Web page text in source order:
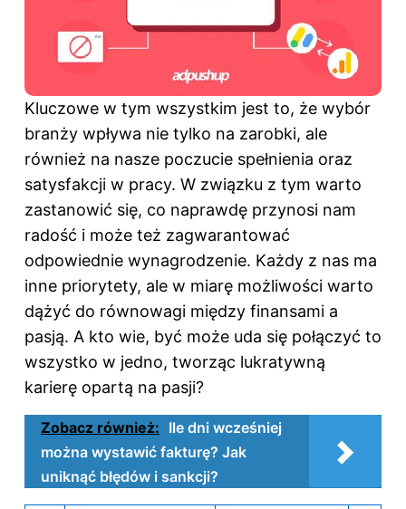
Kluczowe w tym wszystkim jest to, że wybór
branży wpływa nie tylko na zarobki, ale
również na nasze poczucie spełnienia oraz
satysfakcji w pracy. W związku z tym warto
zastanowić się, co naprawdę przynosi nam
radość i może też zagwarantować
odpowiednie wynagrodzenie. Każdy z nas ma
inne priorytety, ale w miarę możliwości warto
dążyć do równowagi między finansami a
pasją. A kto wie, być może uda się połączyć to
wszystko w jedno, tworząc lukratywną
karierę opartą na pasji?
Zobacz również: Ile dni wcześniej
można wystawić fakturę? Jak
uniknąć błędów i sankcji?